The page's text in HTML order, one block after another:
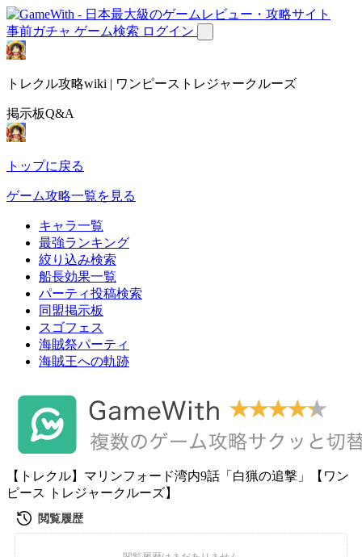
事前ガチャ ゲーム検索 ログイン
トレクル攻略wiki | ワンピーストレジャークルーズ
掲示板Q&A
トップに戻る
ゲーム攻略一覧を見る
キャラ一覧
最強ランキング
絞り込み検索
船長効果一覧
パーティ投稿検索
同盟掲示板
スゴフェス
海賊祭パーティ
海賊王への軌跡
【トレクル】マリンフォード湾内9話「白猟の追撃」【ワン
ピース トレジャークルーズ】